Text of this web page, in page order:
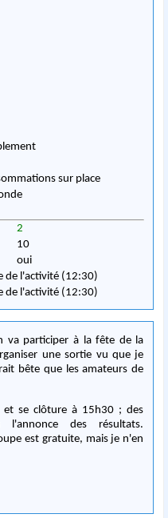
sur place
2
10
oui
de l'activité (12:30)
de l'activité (12:30)
va participer à la fête de la
une sortie vu que je
bête que les amateurs de
et se clôture à 15h30 ; des
l'annonce des résultats.
est gratuite, mais je n'en